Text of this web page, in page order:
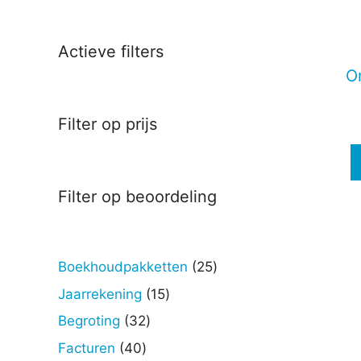
worden
Actieve filters
Filter op prijs
Filter op beoordeling
Boekhoudpakketten 2525
Jaarrekening 1515
Begroting 3232
Facturen 4040